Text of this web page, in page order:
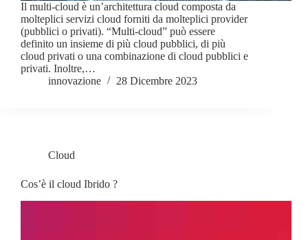
Il multi-cloud è un’architettura cloud composta da
molteplici servizi cloud forniti da molteplici provider
(pubblici o privati). “Multi-cloud” può essere
definito un insieme di più cloud pubblici, di più
cloud privati o una combinazione di cloud pubblici e
privati. Inoltre,…
innovazione
28 Dicembre 2023
Cloud
Cos’è il cloud Ibrido ?